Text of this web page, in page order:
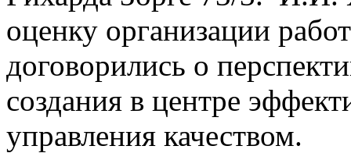
оценку организации
договорились о
создания в центре
управления качеством.